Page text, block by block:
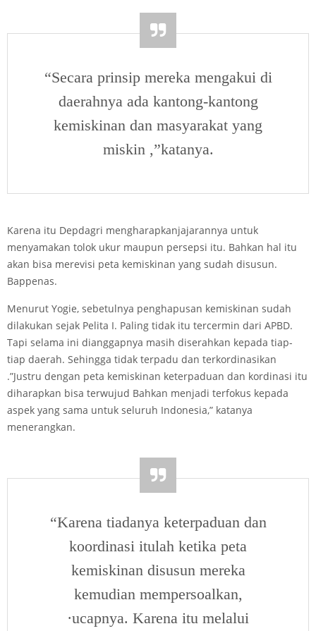
“Secara prinsip mereka mengakui di
daerahnya ada kantong-kantong
kemiskinan dan masyarakat yang
miskin ,”katanya.
Karena itu Depdagri mengharapkanjajarannya untuk
menyamakan tolok ukur maupun persepsi itu. Bahkan hal itu
akan bisa merevisi peta kemiskinan yang sudah disusun.
Bappenas.
Menurut Yogie, sebetulnya penghapusan kemiskinan sudah
dilakukan sejak Pelita I. Paling tidak itu tercermin dari APBD.
Tapi selama ini dianggapnya masih diserahkan kepada tiap-
tiap daerah. Sehingga tidak terpadu dan terkordinasikan
.”Justru dengan peta kemiskinan keterpaduan dan kordinasi itu
diharapkan bisa terwujud Bahkan menjadi terfokus kepada
aspek yang sama untuk seluruh Indonesia,” katanya
menerangkan.
“Karena tiadanya keterpaduan dan
koordinasi itulah ketika peta
kemiskinan disusun mereka
kemudian mempersoalkan,
·ucapnya. Karena itu melalui